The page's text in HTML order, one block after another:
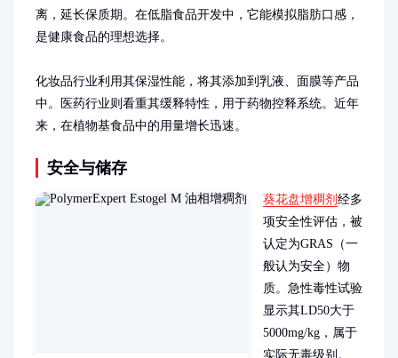
离，延长保质期。在低脂食品开发中，它能模拟脂肪口感，
是健康食品的理想选择。
化妆品行业利用其保湿性能，将其添加到乳液、面膜等产品
中。医药行业则看重其缓释特性，用于药物控释系统。近年
来，在植物基食品中的用量增长迅速。
安全与储存
葵花盘增稠剂 经多
项安全性评估，被
认定为GRAS（一
般认为安全）物
质。急性毒性试验
显示其LD50大于
5000mg/kg，属于
实际无毒级别。